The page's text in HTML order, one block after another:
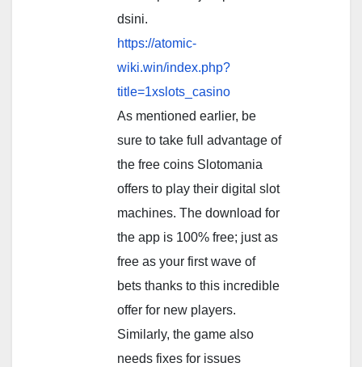
dsini.
https://atomic-
wiki.win/index.php?
title=1xslots_casino
As mentioned earlier, be
sure to take full advantage of
the free coins Slotomania
offers to play their digital slot
machines. The download for
the app is 100% free; just as
free as your first wave of
bets thanks to this incredible
offer for new players.
Similarly, the game also
needs fixes for issues